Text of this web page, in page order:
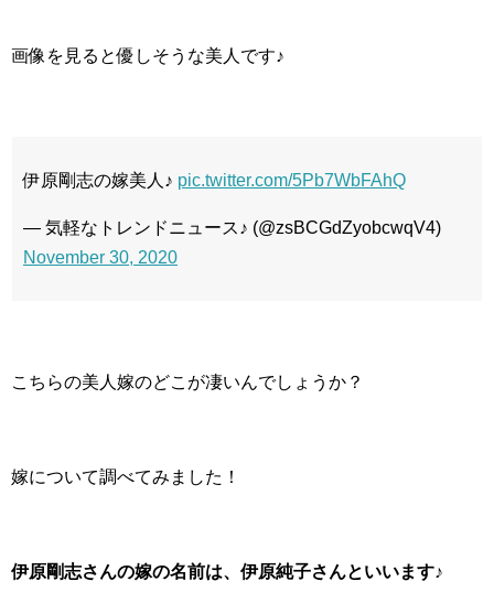
画像を見ると優しそうな美人です♪
伊原剛志の嫁美人♪ pic.twitter.com/5Pb7WbFAhQ
— 気軽なトレンドニュース♪ (@zsBCGdZyobcwqV4)
November 30, 2020
こちらの美人嫁のどこが凄いんでしょうか？
嫁について調べてみました！
伊原剛志さんの嫁の名前は、伊原純子さんといいます♪